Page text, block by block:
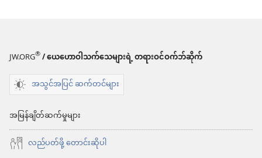
ပြန်
ကျမ်း
ဘာသာ
JW.ORG®/ ယေဟောဝါသက်သေများရဲ့ တရားဝင်ဝက်ဘ်ဆိုက်
အသွင်အပြင် ဆက်တင်များ
အမြန်ချိတ်ဆက်မှုများ
လည်ပတ်ဖို့ တောင်းဆိုပါ